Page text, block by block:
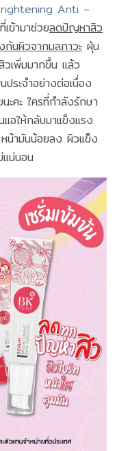
Anti –
ข้ามาช่วยลดปัญหาสิว
กันผิวจากมลภาวะ ฝุ่น
เพิ่มมากขึ้น แล้ว
ระจำอย่างต่อเนื่อง
ะคะ ใครที่กำลังรักษา
อให้กลับมาแข็งแรง
น้ามันน้อยลง ผิวแข็ง
น่นอน